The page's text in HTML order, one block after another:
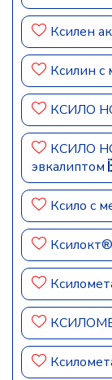
Ксилен
Ксилин с
КСИЛО
КСИЛО
эвкалиптом
Ксило с